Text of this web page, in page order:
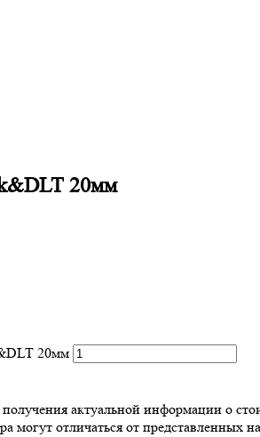
20мм
20мм
актуальной информации о
могут отличаться от представленных